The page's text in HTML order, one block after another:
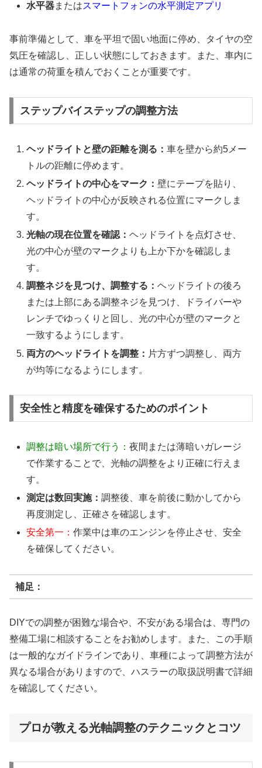
水平器またはスマートフォンの水平測定アプリ
事前準備として、車を平坦で固い地面に停め、タイヤの空
気圧を確認し、正しい状態にしておきます。また、車内に
は通常の荷重を積んでおくことが重要です。
ステップバイステップの調整方法
ヘッドライトと壁の距離を測る：車を壁から約5メー
トルの距離に停めます。
ヘッドライトの中心をマーク：壁にテープを貼り、
ヘッドライトの中心が反映される位置にマークしま
す。
光軸の現在位置を確認：ヘッドライトを点灯させ、
光の中心が壁のマークよりも上か下かを確認しま
す。
調整ネジを見つけ、調整する：ヘッドライトの後ろ
または上部にある調整ネジを見つけ、ドライバーや
レンチでゆっくりと回し、光の中心が壁のマークと
一致するようにします。
両方のヘッドライトを調整： 片方ずつ調整し、両方
が均等になるようにします。
安全性と精度を確保するためのポイント
調整は暗い場所で行う：夜間または薄暗いガレージ
で作業することで、光軸の調整をより正確に行えま
す。
測定は数回実施：調整後、車を前後に動かしてから
再度測定し、正確さを確認します。
安全第一：作業中は車のエンジンを停止させ、安全
を確保してください。
補足：
DIYでの調整が困難な場合や、不安がある場合は、専門の
整備工場に相談することをお勧めします。また、この手順
は一般的なガイドラインであり、車種によって調整方法が
異なる場合がありますので、ハスラーの取扱説明書で詳細
を確認してください。
プロが教える光軸調整のテクニックとコツ